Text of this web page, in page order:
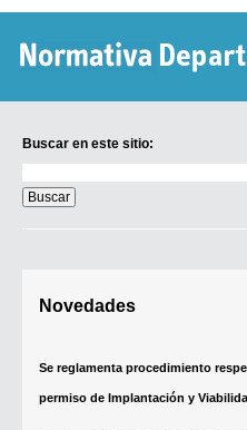
Buscar en este sitio:
en
este
sitio:
Novedades
Se reglamenta procedimiento
permiso de Implantación y